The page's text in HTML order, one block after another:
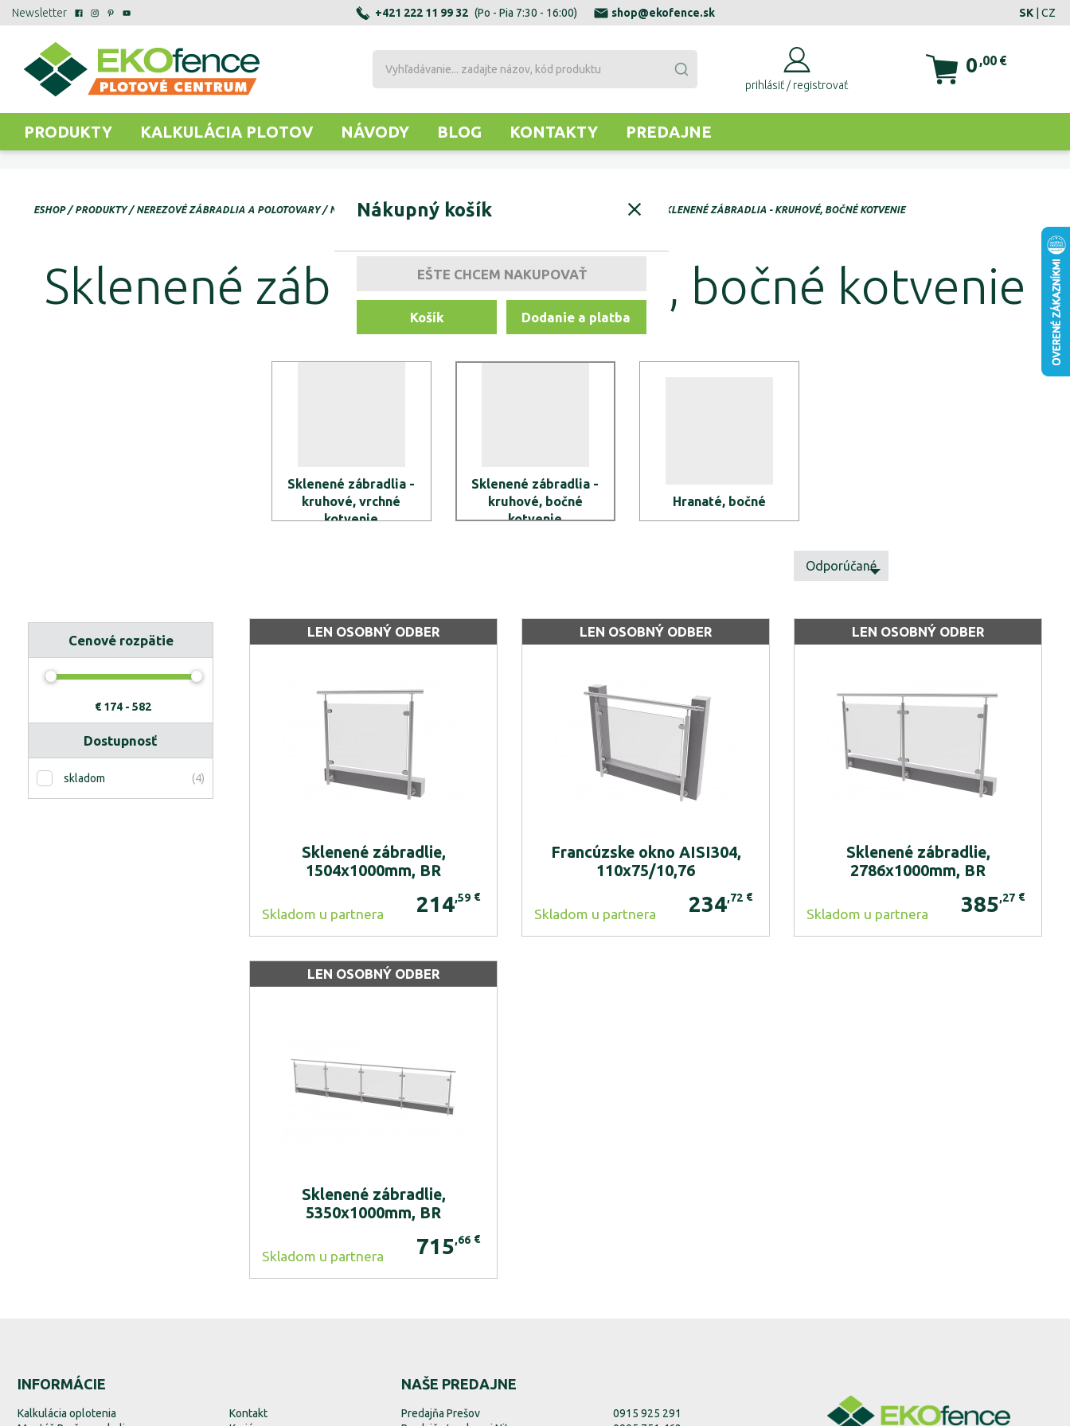
Newsletter +421 222 11 99 32 (Po - Pia 7:30 - 16:00) shop@ekofence.sk SK | CZ
prihlásiť / registrovať
0 ,00 €
PRODUKTY KALKULÁCIA PLOTOV NÁVODY BLOG KONTAKTY PREDAJNE
Nákupný košík
EŠTE CHCEM NAKUPOVAŤ
Košík Dodanie a platba
ESHOP PRODUKTY NEREZOVÉ ZÁBRADLIA A POLOTOVARY NEREZOVÉ ZÁBRADLIA NEREZOVÉ ZÁBRADLIA - SKLENENÁ VÝPLŇ SKLENENÉ ZÁBRADLIA - KRUHOVÉ, BOČNÉ KOTVENIE
Sklenené zábradlia - kruhové, bočné kotvenie
Sklenené zábradlia -
kruhové, vrchné
kotvenie
Sklenené zábradlia -
kruhové, bočné
kotvenie
Hranaté, bočné
Cenové rozpätie
€174 - 582
Dostupnosť
skladom (4)
Odporúčané
LEN OSOBNÝ ODBER
Sklenené zábradlie,
1504x1000mm, BR
Skladom u partnera 214,59 €
LEN OSOBNÝ ODBER
Francúzske okno AISI304,
110x75/10,76
Skladom u partnera 234,72 €
LEN OSOBNÝ ODBER
Sklenené zábradlie,
2786x1000mm, BR
Skladom u partnera 385,27 €
LEN OSOBNÝ ODBER
Sklenené zábradlie,
5350x1000mm, BR
Skladom u partnera 715,66 €
INFORMÁCIE
Kalkulácia oplotenia
Kontakt
NAŠE PREDAJNE
Predajňa Prešov
0915 925 291